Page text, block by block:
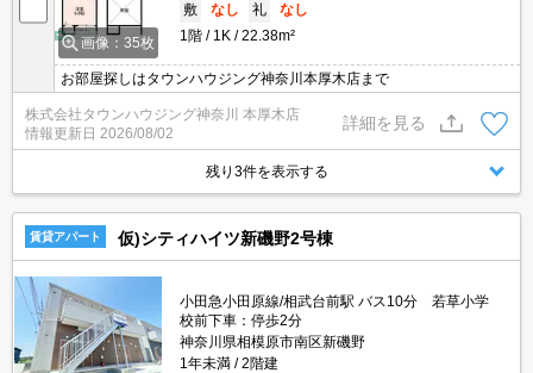
画像：35枚
敷
なし 礼
なし
1階
1K 22.38m²
お部屋探しはタウンハウジング神奈川本厚木店まで
株式会社タウンハウジング神奈川 本厚木店
情報更新日 2026/08/02
詳細を見る
残り3件を表示する
賃貸アパート 仮)シティハイツ新磯野2号棟
小田急小田原線/相武台前駅 バス10分 若草小学
校前下車：停歩2分
神奈川県相模原市南区新磯野
1年未満
2階建